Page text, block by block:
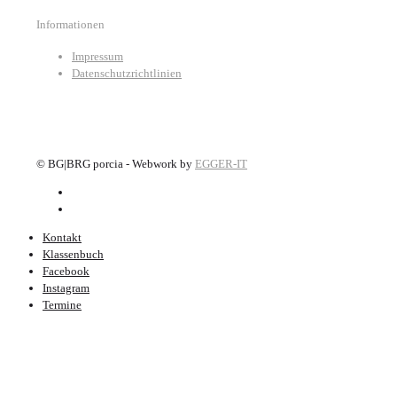
Informationen
Impressum
Datenschutzrichtlinien
© BG|BRG porcia - Webwork by EGGER-IT
Kontakt
Klassenbuch
Facebook
Instagram
Termine